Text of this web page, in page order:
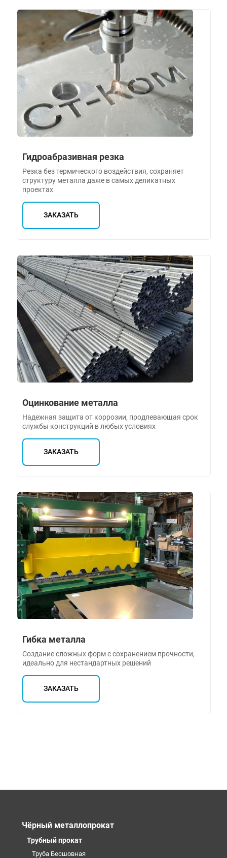
Гидроабразивная резка
Резка без термического воздействия, сохраняет
структуру металла даже в самых деликатных
проектах
ЗАКАЗАТЬ
Оцинкование металла
Надежная защита от коррозии, продлевающая срок
службы конструкций в любых условиях
ЗАКАЗАТЬ
Гибка металла
Создание сложных форм с сохранением прочности,
идеально для нестандартных решений
ЗАКАЗАТЬ
Чёрный металлопрокат
Трубный прокат
Труба Бесшовная